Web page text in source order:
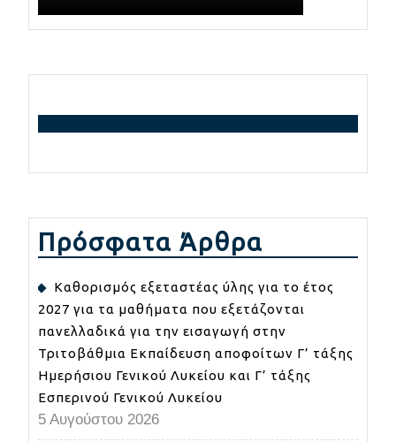
Πρόσφατα Άρθρα
Καθορισμός εξεταστέας ύλης για το έτος
2027 για τα μαθήματα που εξετάζονται
πανελλαδικά για την εισαγωγή στην
Τριτοβάθμια Εκπαίδευση αποφοίτων Γ’ τάξης
Ημερήσιου Γενικού Λυκείου και Γ’ τάξης
Εσπερινού Γενικού Λυκείου
5 Αυγούστου 2026